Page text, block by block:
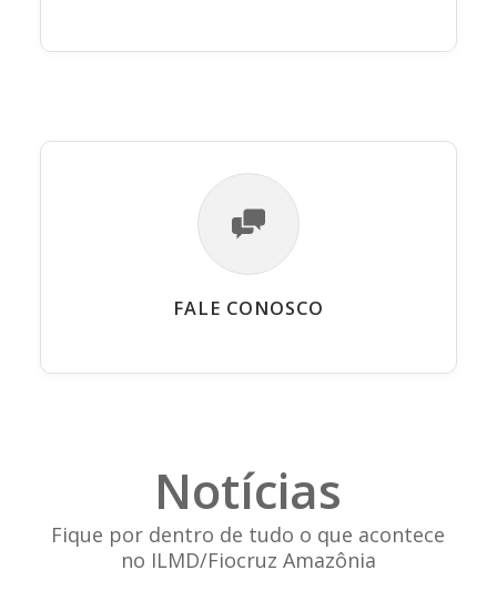
FALE CONOSCO
Notícias
Fique por dentro de tudo o que acontece
no ILMD/Fiocruz Amazônia